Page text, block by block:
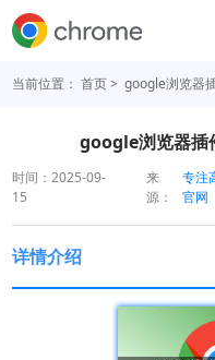
当前位置： 首页> google浏览器
google浏览器插
时间：2025-09-
15
来
源：
专注
官网
详情介绍